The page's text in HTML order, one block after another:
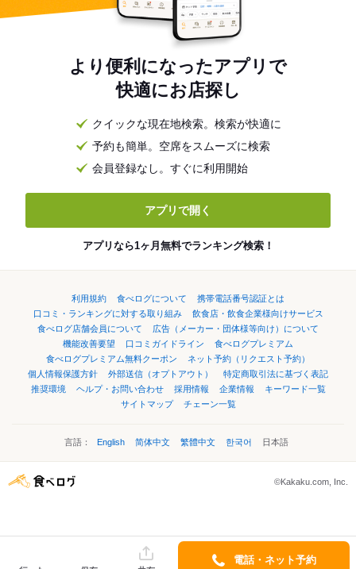
より便利になったアプリで
快適にお店探し
クイックな現在地検索。検索が快適に
予約も簡単。空席をスムーズに検索
会員登録なし。すぐに利用開始
アプリで開く
アプリなら1ヶ月無料でランキング検索！
利用規約 食べログについて
携帯電話番号認証とは
口コミ・ランキングに対する取り組み
飲食店・飲食企業様向けサービス
食べログ店舗会員について
広告（メーカー・団体様等向け）について
機能改善要望
口コミガイドライン
食べログプレミアム
食べログプレミアム無料クーポン
ネット予約（リクエスト予約）
個人情報保護方針
外部送信（オプトアウト）
特定商取引法に基づく表記
推奨環境
ヘルプ・お問い合わせ 採用情報 企業情報
キーワード一覧
サイトマップ
チェーン一覧
言語： English 简体中文 繁體中文 한국어 日本語
©Kakaku.com, Inc.
電話・ネット予約